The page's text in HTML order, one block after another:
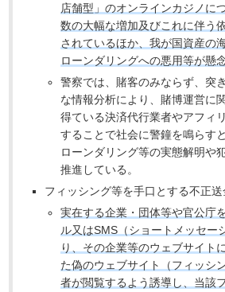
店舗型」のオンラインカジノに
数の大幅な増加及びこれに伴う
されているほか、我が国資産の
ローンダリングへの悪用等が懸
警察では、賭客のみならず、突
な情報分析により、賭博運営に
得ている決済代行業者やアフィ
することで社会に警鐘を鳴らす
ローンダリング等の実態解明や
推進している。
フィッシング等を手口とする不正
実在する企業・団体等や官公庁
ル又はSMS（ショートメッセー
り、その企業等のウェブサイト
た偽のウェブサイト（フィッシ
者が閲覧するよう誘導し、当該